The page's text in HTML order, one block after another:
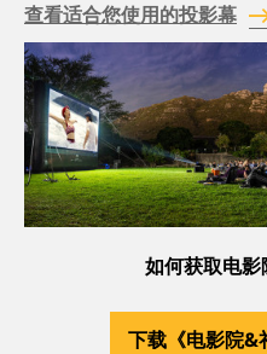
查看适合您使用的投影幕
如何获取电
下载《电影院&